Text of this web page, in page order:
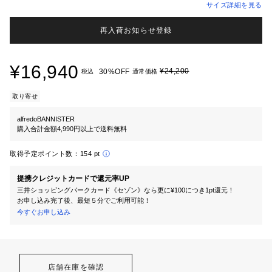
サイズ詳細を見る
再入荷お知らせ登録
¥16,940 税込 30%OFF 通常価格 ¥24,200
取り寄せ
alfredoBANNISTER
購入合計金額4,990円以上で送料無料
取得予定ポイント数： 154 pt
提携クレジットカードで還元率UP
三井ショッピングパークカード《セゾン》なら更に¥100につき1pt還元！
お申し込み完了後、最短５分でご利用可能！
今すぐお申し込み
店舗在庫を確認